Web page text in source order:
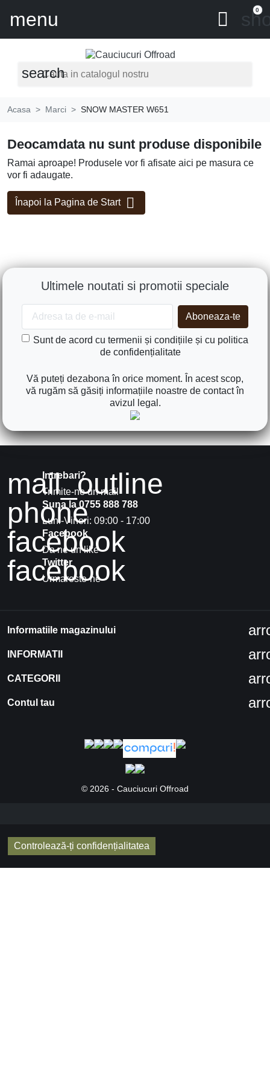
menu  0
search
Acasa Marci SNOW MASTER W651
Deocamdata nu sunt produse disponibile
Ramai aproape! Produsele vor fi afisate aici pe masura ce
vor fi adaugate.
Înapoi la Pagina de Start 
Ultimele noutati si promotii speciale
Sunt de acord cu termenii și condițiile și cu politica
de confidențialitate
Vă puteți dezabona în orice moment. În acest scop,
vă rugăm să găsiți informațiile noastre de contact în
avizul legal.
mail_outline
Intrebari?
Trimite-ne un mail
phone
Suna la 0755 888 788
Luni-Vineri: 09:00 - 17:00
facebook
Facebook
Da ne un like
facebook
Twitter
Urmareste-ne
Informatiile magazinului
INFORMATII
CATEGORII
Contul tau
© 2026 - Cauciucuri Offroad
Controlează-ți confidențialitatea